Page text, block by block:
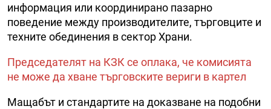
информация или координирано пазарно
поведение между производителите, търговците и
техните обединения в сектор Храни.
Председателят на КЗК се оплака, че комисията
не може да хване търговските вериги в картел
Мащабът и стандартите на доказване на подобни